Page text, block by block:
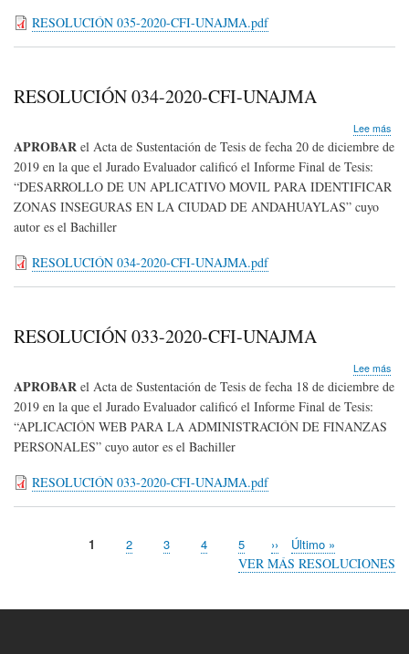
RESOLUCIÓN 035-2020-CFI-UNAJMA.pdf
RESOLUCIÓN 034-2020-CFI-UNAJMA
Lee más
APROBAR el Acta de Sustentación de Tesis de fecha 20 de diciembre de
2019 en la que el Jurado Evaluador calificó el Informe Final de Tesis:
“DESARROLLO DE UN APLICATIVO MOVIL PARA IDENTIFICAR
ZONAS INSEGURAS EN LA CIUDAD DE ANDAHUAYLAS” cuyo
autor es el Bachiller
RESOLUCIÓN 034-2020-CFI-UNAJMA.pdf
RESOLUCIÓN 033-2020-CFI-UNAJMA
Lee más
APROBAR el Acta de Sustentación de Tesis de fecha 18 de diciembre de
2019 en la que el Jurado Evaluador calificó el Informe Final de Tesis:
“APLICACIÓN WEB PARA LA ADMINISTRACIÓN DE FINANZAS
PERSONALES” cuyo autor es el Bachiller
RESOLUCIÓN 033-2020-CFI-UNAJMA.pdf
Página
1 Page
2 Page
3 Page
4 Page
5
Siguiente
página
››
Última
página
Último »
VER MÁS RESOLUCIONES